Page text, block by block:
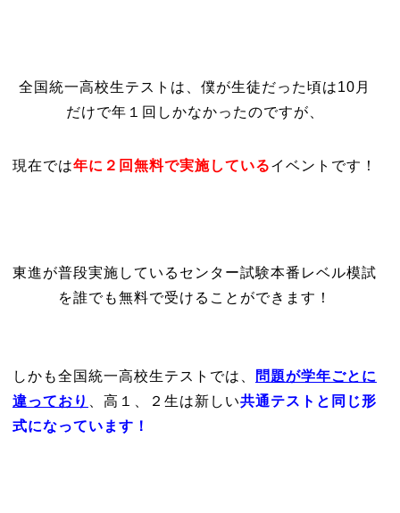
全国統一高校生テストは、僕が生徒だった頃は10月
だけで年１回しかなかったのですが、
現在では年に２回無料で実施しているイベントです！
東進が普段実施しているセンター試験本番レベル模試
を誰でも無料で受けることができます！
しかも全国統一高校生テストでは、
問題が学年ごとに
違っており
、高１、２生は新しい共通テストと同じ形
式になっています！